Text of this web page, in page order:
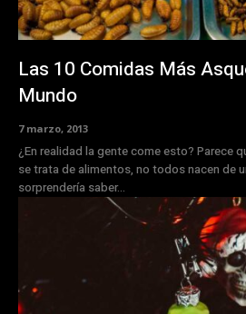
Las 10 Comidas Más
Mundo
7 marzo, 2013
¿En realidad la gente come esto? Parece que sí. Sin embargo,
se trata de alimentos, no todos nacen de
sorprendería saber...